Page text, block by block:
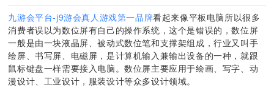
九游会平台-j9游会真人游戏第一品牌看起来像平板电脑所以很多
消费者误以为数位屏有自己的操作系统，这个是错误的，数位屏
一般是由一块液晶屏、被动式数位笔和支撑架组成，行业又叫手
绘屏、书写屏、电磁屏，是计算机输入兼输出设备的一种，就跟
鼠标键盘一样需要接入电脑。数位屏主要应用于绘画、写字、动
漫设计、工业设计，服装设计等众多设计领域。